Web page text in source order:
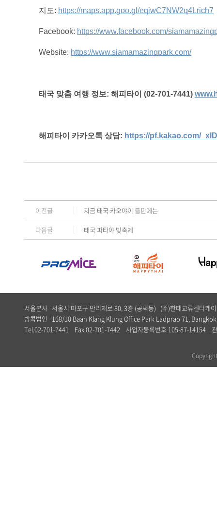
지도: https://maps.app.goo.gl/eqiwC7NW2q4Lrich7
Facebook: https://www.facebook.com/
Website: https://www.siamamazingpark.com/
태국 맞춤 여행 정보: 해피타이 (02-701-7441)
해피타이 카카오톡 상담: https://pf.kakao.com/
이전글 지금 태국 카오야이 들판에는
다음글 태국 파타야 빛축제
서울본사 서울시 마포구 만리재로 80, 3층 (공덕동) (주)한태교류센터케
방콕법인 168/10 Baan Klang Klung Office Park Ladprao 71,
Tel.02-701-7441 Fax.02-701-7442 사업자등록번호 105-87-14154